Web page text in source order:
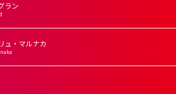
ラン
ュ・マルナカ